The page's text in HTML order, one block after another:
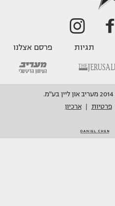
תגיות פרסם אצלנו
פרטיות ארכיון